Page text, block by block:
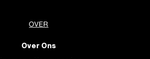
OVER
Over Ons